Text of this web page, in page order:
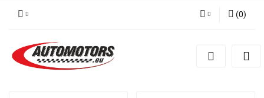
Zarejestruj się
(0)